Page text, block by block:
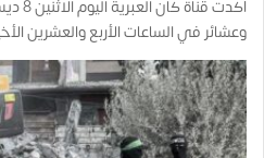
وعشائر في الساعات الأربع والعشرين